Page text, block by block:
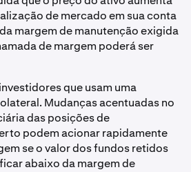
de mercado em sua conta
margem de manutenção exigida
de margem poderá ser
que usam uma
Mudanças acentuadas no
das posições de
podem acionar rapidamente
se o valor dos fundos retidos
abaixo da margem de